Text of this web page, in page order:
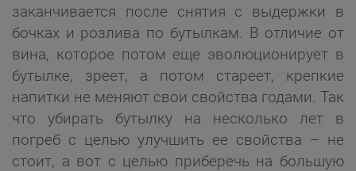
заканчивается после снятия с выдержки в
бочках и розлива по бутылкам. В отличие от
вина, которое потом еще эволюционирует в
бутылке, зреет, а потом стареет, крепкие
напитки не меняют свои свойства годами. Так
что убирать бутылку на несколько лет в
погреб с целью улучшить ее свойства – не
стоит, а вот с целью приберечь на большую